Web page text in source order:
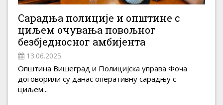
Сарадња полиције и општине с
циљем очувања повољног
безбједносног амбијента
13.06.2025.
Општина Вишеград и Полицијска управа Фоча
договорили су данас оперативну сарадњу с
циљем...